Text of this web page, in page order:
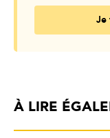
Je
À LIRE